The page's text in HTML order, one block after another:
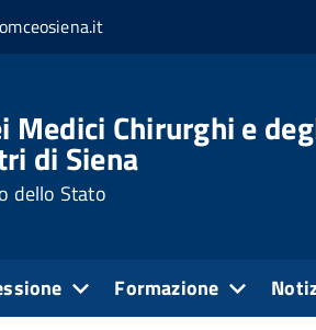
Medici Chirurghi e
di Siena
dello Stato
Formazione